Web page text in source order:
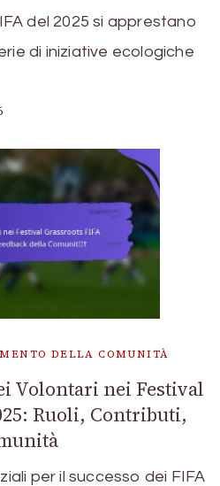
del 2025 si apprestano
di iniziative ecologiche
DELLA COMUNITÀ
Volontari nei Festival
Ruoli, Contributi,
per il successo dei FIFA